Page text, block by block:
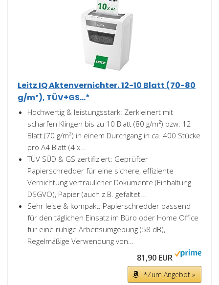
Leitz IQ Aktenvernichter, 12-10 Blatt (70-80
g/m²), TÜV+GS...*
Hochwertig & leistungsstark: Zerkleinert mit
scharfen Klingen bis zu 10 Blatt (80 g/m²) bzw. 12
Blatt (70 g/m²) in einem Durchgang in ca. 400 Stücke
pro A4 Blatt (4 x...
TÜV SÜD & GS zertifiziert: Geprüfter
Papierschredder für eine sichere, effiziente
Vernichtung vertraulicher Dokumente (Einhaltung
DSGVO), Papier (auch z.B. gefaltet...
Sehr leise & kompakt: Papierschredder passend
für den täglichen Einsatz im Büro oder Home Office
für eine ruhige Arbeitsumgebung (58 dB),
Regelmäßige Verwendung von...
81,90 EUR
*Zum Angebot »